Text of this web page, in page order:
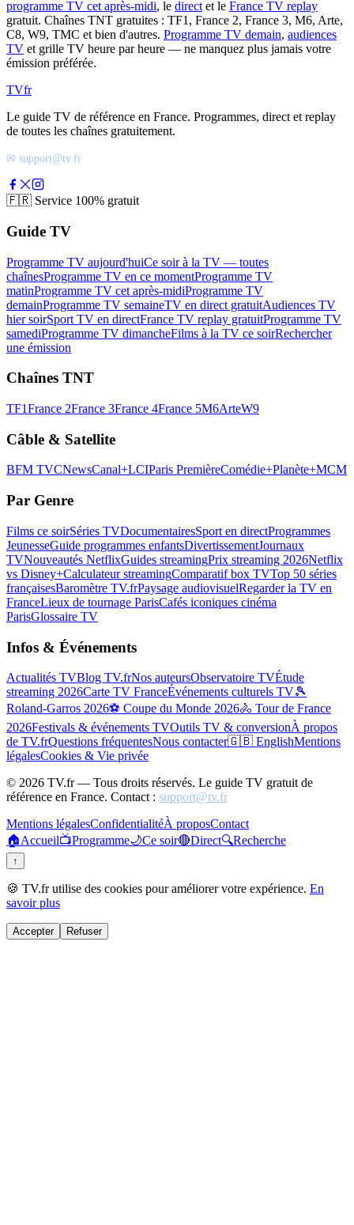
programme TV cet après-midi, le direct et le France TV replay
gratuit. Chaînes TNT gratuites : TF1, France 2, France 3, M6, Arte,
C8, W9, TMC et bien d'autres. Programme TV demain, audiences
TV et grille TV heure par heure — ne manquez plus jamais votre
émission préférée.
TVfr
Le guide TV de référence en France. Programmes, direct et replay
de toutes les chaînes gratuitement.
✉ support@tv.fr
🇫🇷 Service 100% gratuit
Guide TV
Programme TV aujourd'huiCe soir à la TV — toutes
chaînesProgramme TV en ce momentProgramme TV
matinProgramme TV cet après-midiProgramme TV
demainProgramme TV semaineTV en direct gratuitAudiences TV
hier soirSport TV en directFrance TV replay gratuitProgramme TV
samediProgramme TV dimancheFilms à la TV ce soirRechercher
une émission
Chaînes TNT
TF1France 2France 3France 4France 5M6ArteW9
Câble & Satellite
BFM TVCNewsCanal+LCIParis PremièreComédie+Planète+MCM
Par Genre
Films ce soirSéries TVDocumentairesSport en directProgrammes
JeunesseGuide programmes enfantsDivertissementJournaux
TVNouveautés NetflixGuides streamingPrix streaming 2026Netflix
vs Disney+Calculateur streamingComparatif box TVTop 50 séries
françaisesBaromètre TV.frPaysage audiovisuelRegarder la TV en
FranceLieux de tournage ParisCafés iconiques cinéma
ParisGlossaire TV
Infos & Événements
Actualités TVBlog TV.frNos auteursObservatoire TVÉtude
streaming 2026Carte TV FranceÉvénements culturels TV🎾
Roland-Garros 2026⚽ Coupe du Monde 2026🚴 Tour de France
2026Festivals & événements TVOutils TV & conversionÀ propos
de TV.frQuestions fréquentesNous contacter🇬🇧 EnglishMentions
légalesCookies & Vie privée
© 2026 TV.fr — Tous droits réservés. Le guide TV gratuit de
référence en France. Contact : support@tv.fr
Mentions légalesConfidentialitéÀ proposContact
🏠Accueil📺Programme🌙Ce soir🔴Direct🔍Recherche
↑
🍪 TV.fr utilise des cookies pour améliorer votre expérience. En
savoir plus
Accepter Refuser